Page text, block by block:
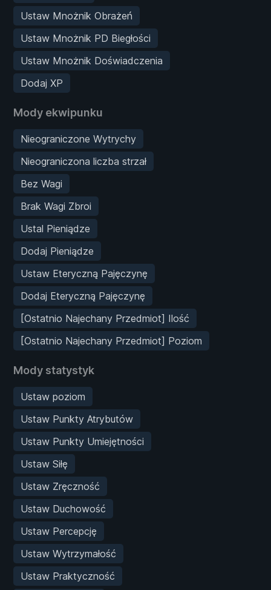
Ustaw Mnożnik Obrażeń
Ustaw Mnożnik PD Biegłości
Ustaw Mnożnik Doświadczenia
Dodaj XP
Mody ekwipunku
Nieograniczone Wytrychy
Nieograniczona liczba strzał
Bez Wagi
Brak Wagi Zbroi
Ustal Pieniądze
Dodaj Pieniądze
Ustaw Eteryczną Pajęczynę
Dodaj Eteryczną Pajęczynę
[Ostatnio Najechany Przedmiot] Ilość
[Ostatnio Najechany Przedmiot] Poziom
Mody statystyk
Ustaw poziom
Ustaw Punkty Atrybutów
Ustaw Punkty Umiejętności
Ustaw Siłę
Ustaw Zręczność
Ustaw Duchowość
Ustaw Percepcję
Ustaw Wytrzymałość
Ustaw Praktyczność